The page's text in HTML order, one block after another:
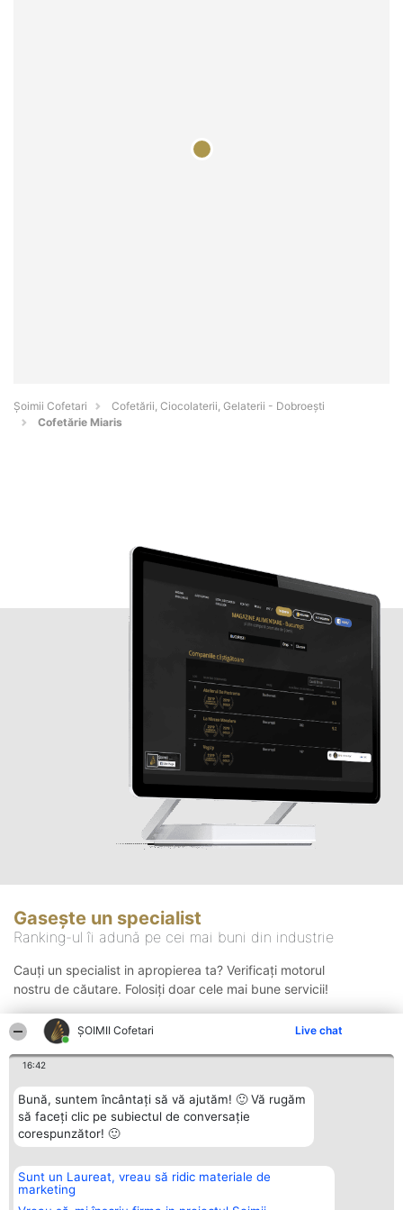
ȘOIMII Cofetari Live chat
16:42
Bună, suntem încântați să vă ajutăm! 🙂 Vă rugăm
să faceți clic pe subiectul de conversație
corespunzător! 🙂
Sunt un Laureat, vreau să ridic materiale de
marketing
Șoimii Cofetari
Cofetării, Ciocolaterii, Gelaterii - Dobroeşti
Cofetărie Miaris
Gasește un specialist
Ranking-ul îi adună pe cei mai buni din industrie
Cauți un specialist in apropierea ta? Verificați motorul
nostru de căutare. Folosiți doar cele mai bune servicii!
Organizator Ranking
BRIGHT SOLUTIONS BR SRL
Aleea Timisul De Sus 2 Bl. A30
Plebiscyt
Lista Tuturor
Contact